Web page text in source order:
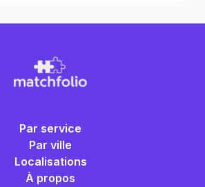
Par service
Par ville
Localisations
À propos